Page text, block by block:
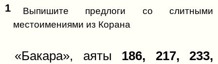
1
Выпишите предлоги со слитными
местоимениями из Корана
«Бакара», аяты 186, 217, 233,